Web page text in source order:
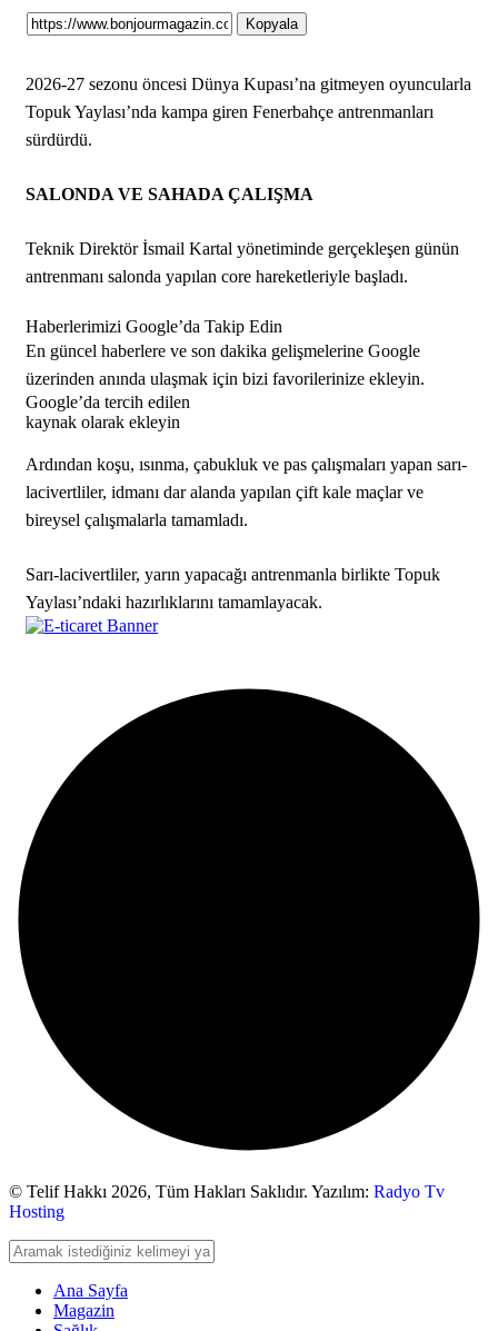
Kopyala
2026-27 sezonu öncesi Dünya Kupası’na gitmeyen oyuncularla
Topuk Yaylası’nda kampa giren Fenerbahçe antrenmanları
sürdürdü.
SALONDA VE SAHADA ÇALIŞMA
Teknik Direktör İsmail Kartal yönetiminde gerçekleşen günün
antrenmanı salonda yapılan core hareketleriyle başladı.
Haberlerimizi Google’da Takip Edin
En güncel haberlere ve son dakika gelişmelerine Google
üzerinden anında ulaşmak için bizi favorilerinize ekleyin.
Google’da tercih edilen
kaynak olarak ekleyin
Ardından koşu, ısınma, çabukluk ve pas çalışmaları yapan sarı-
lacivertliler, idmanı dar alanda yapılan çift kale maçlar ve
bireysel çalışmalarla tamamladı.
Sarı-lacivertliler, yarın yapacağı antrenmanla birlikte Topuk
Yaylası’ndaki hazırlıklarını tamamlayacak.
© Telif Hakkı 2026, Tüm Hakları Saklıdır. Yazılım: Radyo Tv
Hosting
Ana Sayfa
Magazin